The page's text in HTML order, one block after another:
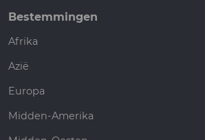
Bestemmingen
Afrika
Azië
Europa
Midden-Amerika